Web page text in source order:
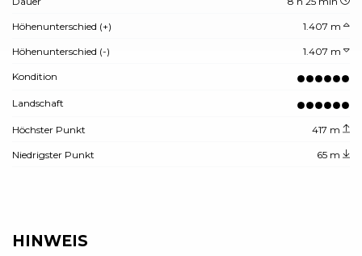
Höhenunterschied (+) 1.407 m
Höhenunterschied (-) 1.407 m
Kondition
Landschaft
Höchster Punkt 417 m
Niedrigster Punkt 65 m
HINWEIS